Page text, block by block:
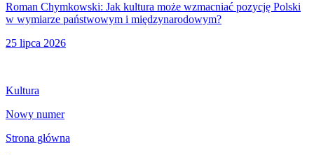
Roman Chymkowski: Jak kultura może wzmacniać pozycję Polski
w wymiarze państwowym i międzynarodowym?
25 lipca 2026
Kultura
Nowy numer
Strona główna